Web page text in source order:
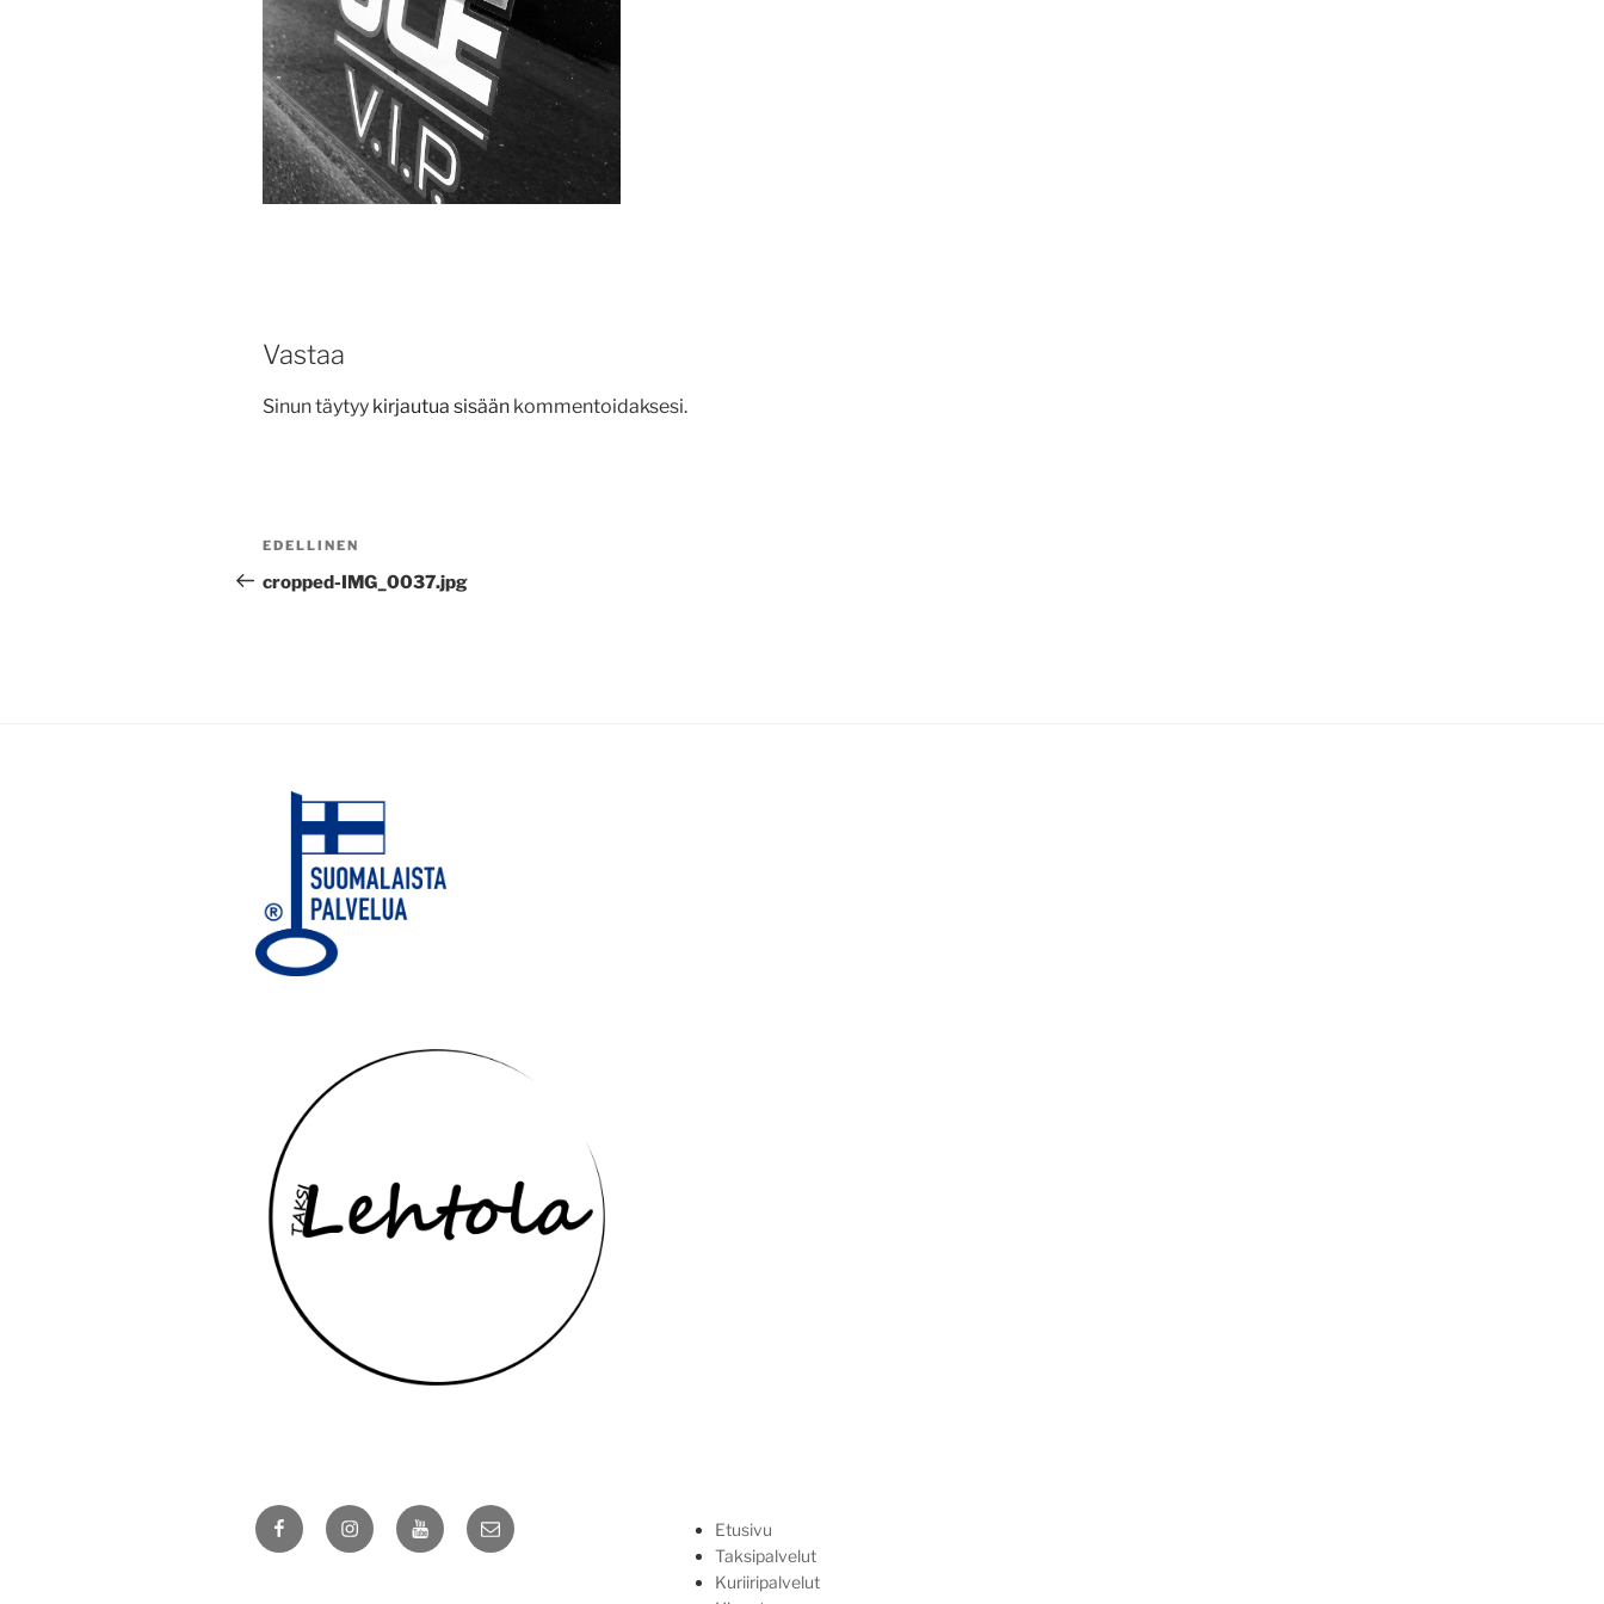
Vastaa
Sinun täytyy kirjautua sisään kommentoidaksesi.
Artikkelien
selaus
Edellinen
artikkeli
EDELLINEN
cropped-IMG_0037.jpg
FacebookInstagramYouTubeSähköposti
Etusivu
Taksipalvelut
Kuriiripalvelut
Skannaa QR puhelimella ja lähetä
viesti WhatsAppissa.